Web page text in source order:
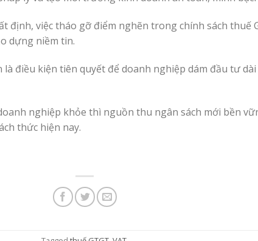
định, việc tháo gỡ điểm nghẽn trong chính sách thuế
dựng niềm tin.
điều kiện tiên quyết để doanh nghiệp dám đầu tư
nghiệp khỏe thì nguồn thu ngân sách mới bền
thức hiện nay.